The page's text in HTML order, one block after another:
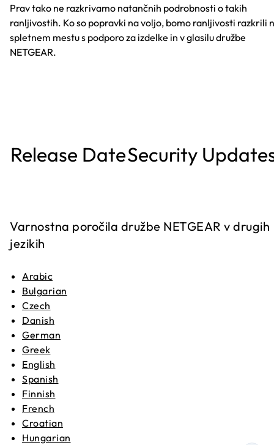
Prav tako ne razkrivamo natančnih podrobnosti o takih
ranljivostih. Ko so popravki na voljo, bomo ranljivosti razkrili
spletnem mestu s podporo za izdelke in v glasilu družbe
NETGEAR.
Release DateSecurity
Varnostna poročila družbe NETGEAR v drugih
jezikih
Arabic
Bulgarian
Czech
Danish
German
Greek
English
Spanish
Finnish
French
Croatian
Hungarian